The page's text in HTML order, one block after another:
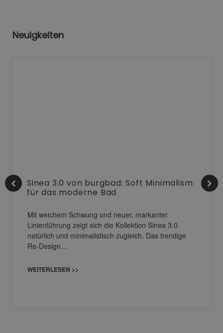
Neuigkeiten
Sinea 3.0 von burgbad: Soft Minimalism
für das moderne Bad
Mit weichem Schwung und neuer, markanter
Linienführung zeigt sich die Kollektion Sinea 3.0
natürlich und minimalistisch zugleich. Das trendige
Re-Design…
WEITERLESEN >>